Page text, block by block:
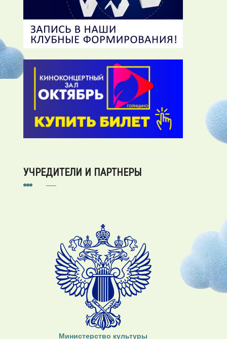
УЧРЕДИТЕЛИ И ПАРТНЕРЫ
Министерство культуры